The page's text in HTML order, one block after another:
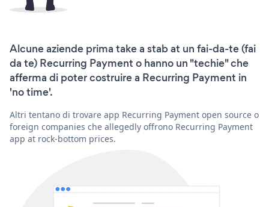
Alcune aziende prima take a stab at un fai-da-te (fai
da te) Recurring Payment o hanno un "techie" che
afferma di poter costruire a Recurring Payment in
'no time'.
Altri tentano di trovare app Recurring Payment open source o
foreign companies che allegedly offrono Recurring Payment
app at rock-bottom prices.